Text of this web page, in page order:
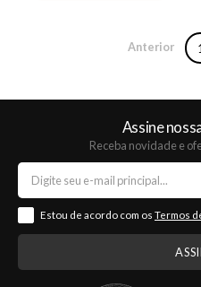
Anterior 1
Assine
Receba novidade e
Estou de acordo com os Termos